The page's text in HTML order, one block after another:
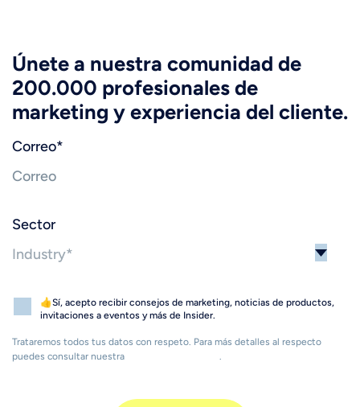
Únete a nuestra comunidad de
200.000 profesionales de
marketing y experiencia del cliente.
Correo*
Sector
👍Sí, acepto recibir consejos de marketing, noticias de productos,
invitaciones a eventos y más de Insider.
Trataremos todos tus datos con respeto. Para más detalles al respecto
puedes consultar nuestra
.